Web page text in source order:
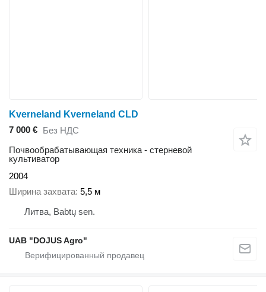
Kverneland Kverneland CLD
7 000 € Без НДС
Почвообрабатывающая техника - стерневой
культиватор
2004
Ширина захвата 5,5 м
Литва, Babtų sen.
UAB "DOJUS Agro"